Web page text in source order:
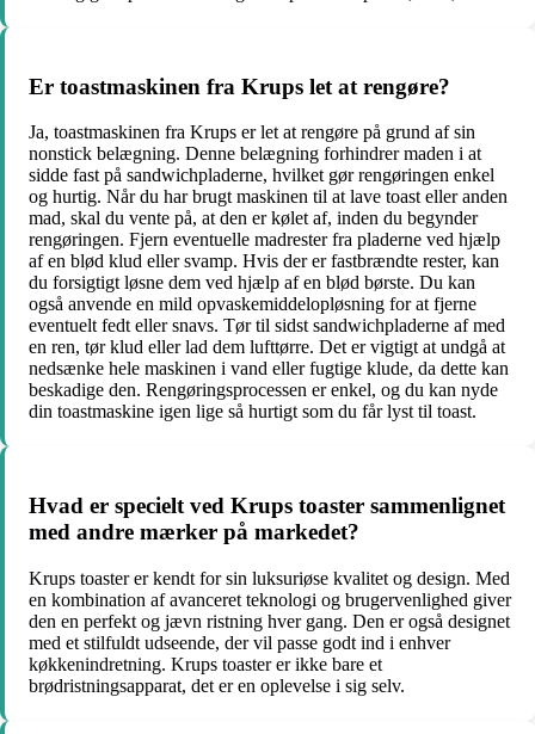
Er toastmaskinen fra Krups let at rengøre?
Ja, toastmaskinen fra Krups er let at rengøre på grund af sin
nonstick belægning. Denne belægning forhindrer maden i at
sidde fast på sandwichpladerne, hvilket gør rengøringen enkel
og hurtig. Når du har brugt maskinen til at lave toast eller anden
mad, skal du vente på, at den er kølet af, inden du begynder
rengøringen. Fjern eventuelle madrester fra pladerne ved hjælp
af en blød klud eller svamp. Hvis der er fastbrændte rester, kan
du forsigtigt løsne dem ved hjælp af en blød børste. Du kan
også anvende en mild opvaskemiddelopløsning for at fjerne
eventuelt fedt eller snavs. Tør til sidst sandwichpladerne af med
en ren, tør klud eller lad dem lufttørre. Det er vigtigt at undgå at
nedsænke hele maskinen i vand eller fugtige klude, da dette kan
beskadige den. Rengøringsprocessen er enkel, og du kan nyde
din toastmaskine igen lige så hurtigt som du får lyst til toast.
Hvad er specielt ved Krups toaster sammenlignet
med andre mærker på markedet?
Krups toaster er kendt for sin luksuriøse kvalitet og design. Med
en kombination af avanceret teknologi og brugervenlighed giver
den en perfekt og jævn ristning hver gang. Den er også designet
med et stilfuldt udseende, der vil passe godt ind i enhver
køkkenindretning. Krups toaster er ikke bare et
brødristningsapparat, det er en oplevelse i sig selv.